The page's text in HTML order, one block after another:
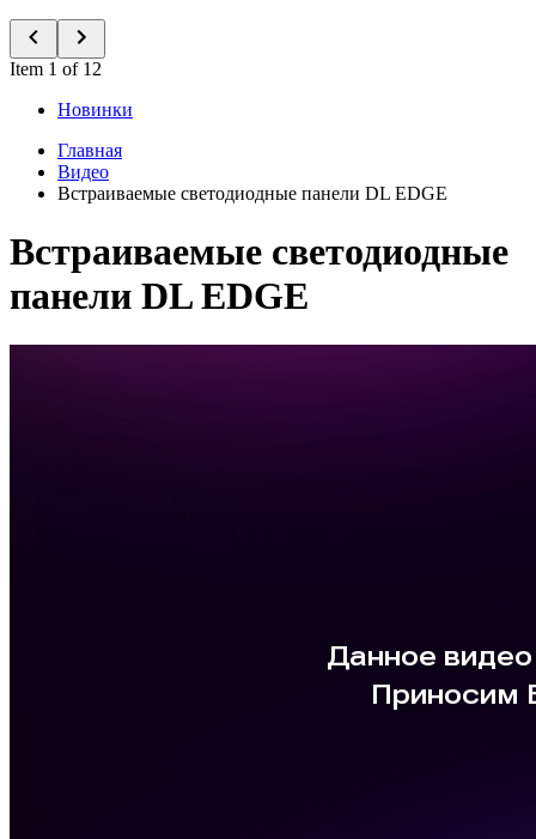
Item 1 of 12
Новинки
Главная
Видео
Встраиваемые светодиодные панели DL EDGE
Встраиваемые светодиодные
панели DL EDGE